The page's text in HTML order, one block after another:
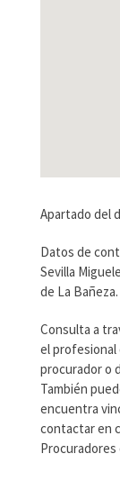
Apartado del
Datos de
Sevilla
de La Bañeza.
Consulta a
el profesional
procurador o
También
encuentra
contactar en
Procuradores